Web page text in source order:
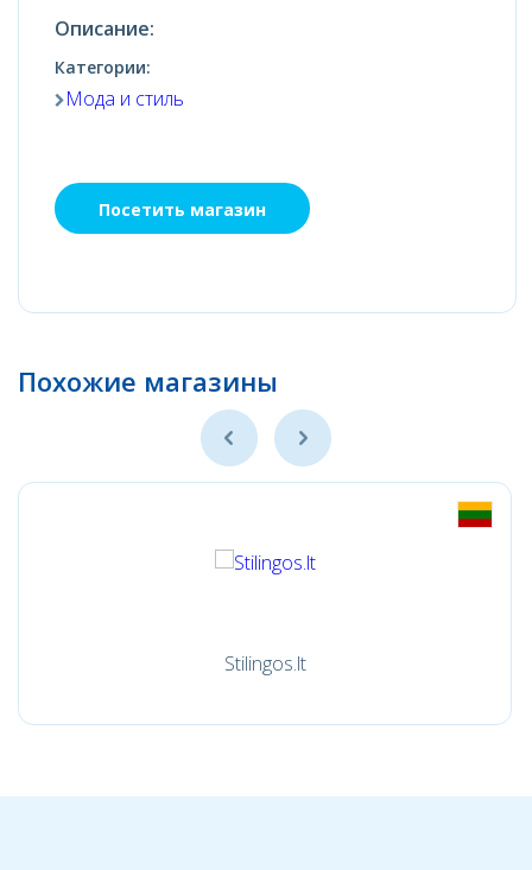
Описание:
Категории:
Мода и стиль
Посетить магазин
Похожие магазины
Stilingos.lt